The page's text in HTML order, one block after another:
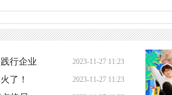
行企业 2023-11-27 11:23
了！ 2023-11-27 11:23